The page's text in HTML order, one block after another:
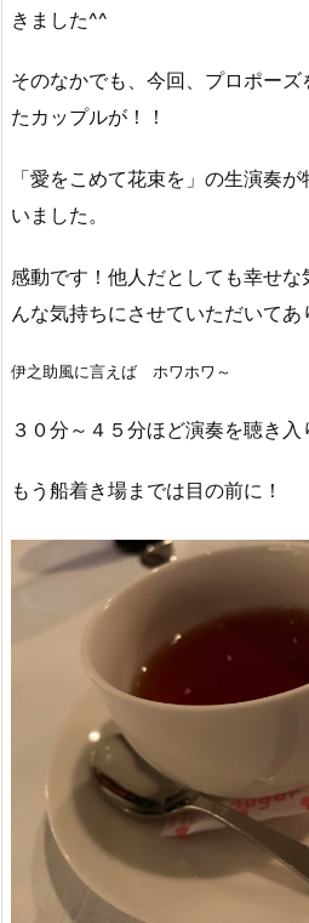
きました^^
そのなかでも、今回、プロポーズ
たカップルが！！
「愛をこめて花束を」の生演奏
いました。
感動です！他人だとしても幸せな
んな気持ちにさせていただいてあ
伊之助風に言えば ホワホワ～
３０分～４５分ほど演奏を聴き入
もう船着き場までは目の前に！